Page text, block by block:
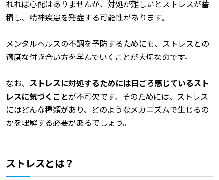
れれば心配はありませんが、対処が難しいとストレスが蓄
積し、精神疾患を発症する可能性があります。
メンタルヘルスの不調を予防するためにも、ストレスとの
適度な付き合い方を学んでいくことが大切なのです。
なお、 ストレスに対処するためには日ごろ感じているスト
レスに気づくことが不可欠です。そのためには、ストレス
にはどんな種類があり、どのようなメカニズムで生じるの
かを理解する必要があるでしょう。
ストレスとは？